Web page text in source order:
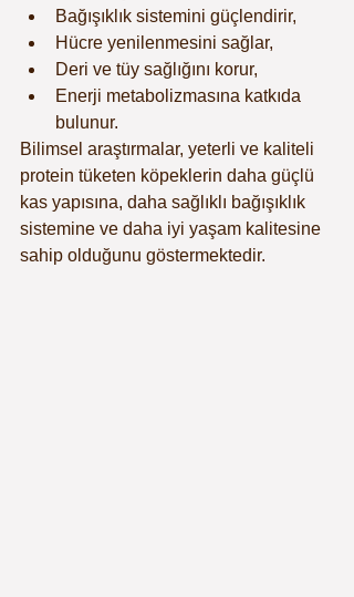
Bağışıklık sistemini güçlendirir,
Hücre yenilenmesini sağlar,
Deri ve tüy sağlığını korur,
Enerji metabolizmasına katkıda
bulunur.
Bilimsel araştırmalar, yeterli ve kaliteli
protein tüketen köpeklerin daha güçlü
kas yapısına, daha sağlıklı bağışıklık
sistemine ve daha iyi yaşam kalitesine
sahip olduğunu göstermektedir.